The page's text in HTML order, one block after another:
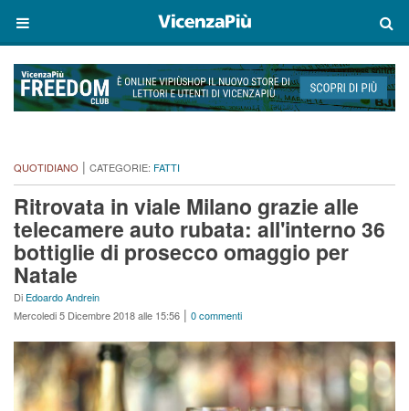
QUOTIDIANO | CATEGORIE: FATTI
Ritrovata in viale Milano grazie alle
telecamere auto rubata: all'interno 36
bottiglie di prosecco omaggio per
Natale
Di Edoardo Andrein
Mercoledi 5 Dicembre 2018 alle 15:56 | 0 commenti